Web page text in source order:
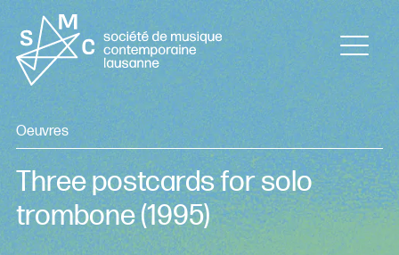
Oeuvres
Three postcards for solo
trombone(1995)